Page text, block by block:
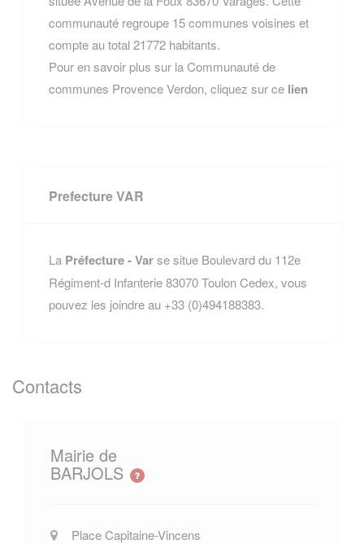
communauté regroupe 15 communes voisines et
compte au total 21772 habitants.
Pour en savoir plus sur la Communauté de
communes Provence Verdon, cliquez sur ce lien
Prefecture VAR
La Préfecture - Varse situe Boulevard du 112e
Régiment-d Infanterie 83070 Toulon Cedex, vous
pouvez les joindre au +33 (0)494188383.
Contacts
Mairie de
BARJOLS
Place Capitaine-Vincens